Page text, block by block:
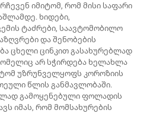
იმიტომ, რომ მისი საფარი
ხიდები,
ტაძრები, საავტომობილო
და შენობების
ცხელი ცინკით გასახურებლად
არ სჭირდება ხელახლა
უზრუნველყოფს კოროზიის
წლის განმავლობაში.
გამოყენებული ფოლადის
იმას, რომ მომსახურების